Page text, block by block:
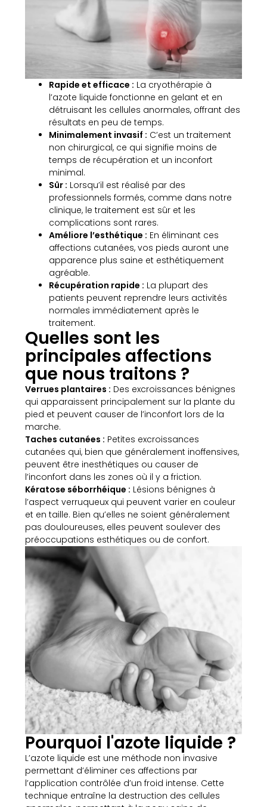
Rapide et efficace : La cryothérapie à
l’azote liquide fonctionne en gelant et en
détruisant les cellules anormales, offrant des
résultats en peu de temps.
Minimalement invasif : C’est un traitement
non chirurgical, ce qui signifie moins de
temps de récupération et un inconfort
minimal.
Sûr : Lorsqu’il est réalisé par des
professionnels formés, comme dans notre
clinique, le traitement est sûr et les
complications sont rares.
Améliore l’esthétique : En éliminant ces
affections cutanées, vos pieds auront une
apparence plus saine et esthétiquement
agréable.
Récupération rapide : La plupart des
patients peuvent reprendre leurs activités
normales immédiatement après le
traitement.
Quelles sont les
principales affections
que nous traitons ?
Verrues plantaires : Des excroissances bénignes
qui apparaissent principalement sur la plante du
pied et peuvent causer de l’inconfort lors de la
marche.
Taches cutanées : Petites excroissances
cutanées qui, bien que généralement inoffensives,
peuvent être inesthétiques ou causer de
l’inconfort dans les zones où il y a friction.
Kératose séborrhéique : Lésions bénignes à
l’aspect verruqueux qui peuvent varier en couleur
et en taille. Bien qu’elles ne soient généralement
pas douloureuses, elles peuvent soulever des
préoccupations esthétiques ou de confort.
Pourquoi l'azote liquide ?
L’azote liquide est une méthode non invasive
permettant d’éliminer ces affections par
l’application contrôlée d’un froid intense. Cette
technique entraîne la destruction des cellules